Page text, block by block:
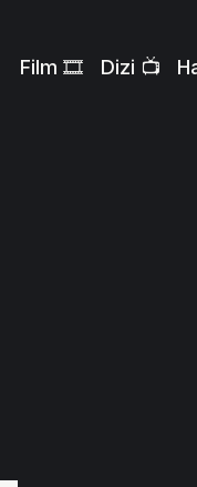
Film 🎞️ Dizi 📺